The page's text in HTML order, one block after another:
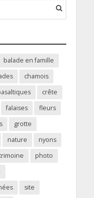
balade en famille
chamois
crête
falaises
fleurs
grotte
nature
nyons
photo
site